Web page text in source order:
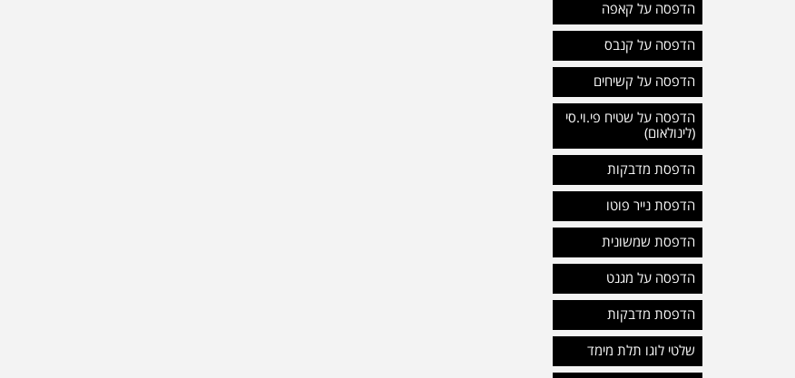
הדפסה על קאפה
הדפסה על קנבס
הדפסה על קשיחים
הדפסה על שטיח פי.וי.סי
(לינולאום)
הדפסת מדבקות
הדפסת נייר פוטו
הדפסת שמשונית
הדפסה על מגנט
הדפסת מדבקות
שלטי לוגו תלת מימד